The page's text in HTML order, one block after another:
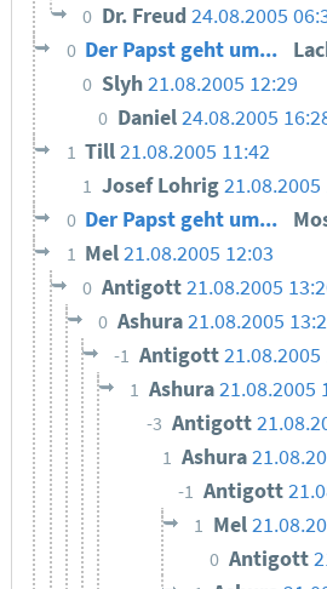
0 Dr. Freud 24.08.2005
0 Der Papst geht um...
0 Slyh21.08.2005 12:29
0 Daniel24.08.2005
1 Till21.08.2005 11:42
1 Josef Lohrig21.08.2005
0 Der Papst geht um...
1 Mel21.08.2005 12:03
0 Antigott21.08.2005
0 Ashura21.08.2005
-1 Antigott21.08.2005
1 Ashura21.08.2005
-3 Antigott
1 Ashura
-1 Antigott
1 Mel
0 Antigott